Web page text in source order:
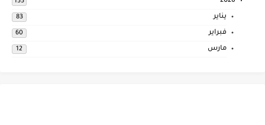
155
يناير 83
فبراير 60
مارس 12